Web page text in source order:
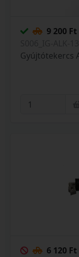
9 200 Ft
Gyújtótekercs
6 120 Ft